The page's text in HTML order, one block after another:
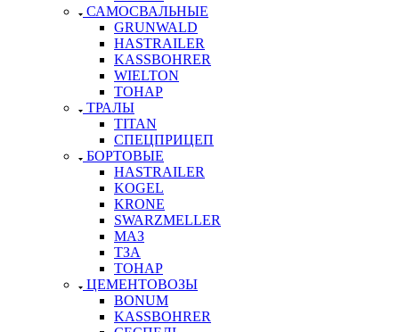
САМОСВАЛЬНЫЕ
GRUNWALD
HASTRAILER
KASSBOHRER
WIELTON
ТОНАР
ТРАЛЫ
TITAN
СПЕЦПРИЦЕП
БОРТОВЫЕ
HASTRAILER
KOGEL
KRONE
SWARZMELLER
МАЗ
ТЗА
ТОНАР
ЦЕМЕНТОВОЗЫ
BONUM
KASSBOHRER